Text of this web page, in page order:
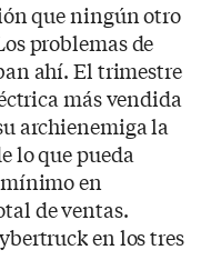
que ningún otro
problemas de
ahí. El trimestre
más vendida
archienemiga la
lo que pueda
en
de ventas.
en los tres